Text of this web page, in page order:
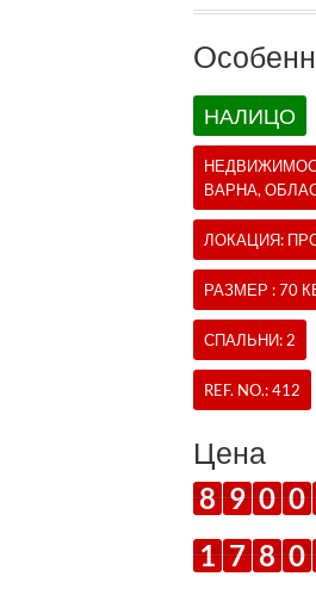
НАЛИЦО
ВАРНА,
ЛОКАЦИЯ:
РАЗМЕР : 70
СПАЛЬНИ: 2
REF. NO.:412
Цена
8 9 0 0
1 7 8 0